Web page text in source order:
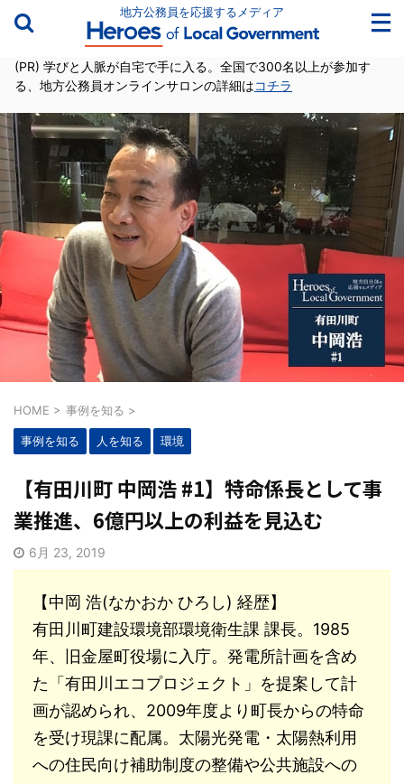
地方公務員を応援するメディア
(PR) 学びと人脈が自宅で手に入る。全国で300名以上が参加す
る、地方公務員オンラインサロンの詳細はコチラ
HOME > 事例を知る >
事例を知る 人を知る 環境
【有田川町 中岡浩 #1】特命係長として事
業推進、6億円以上の利益を見込む
6月 23, 2019
【中岡 浩(なかおか ひろし) 経歴】
有田川町建設環境部環境衛生課 課長。1985
年、旧金屋町役場に入庁。発電所計画を含め
た「有田川エコプロジェクト」を提案して計
画が認められ、2009年度より町長からの特命
を受け現課に配属。太陽光発電・太陽熱利用
への住民向け補助制度の整備や公共施設への